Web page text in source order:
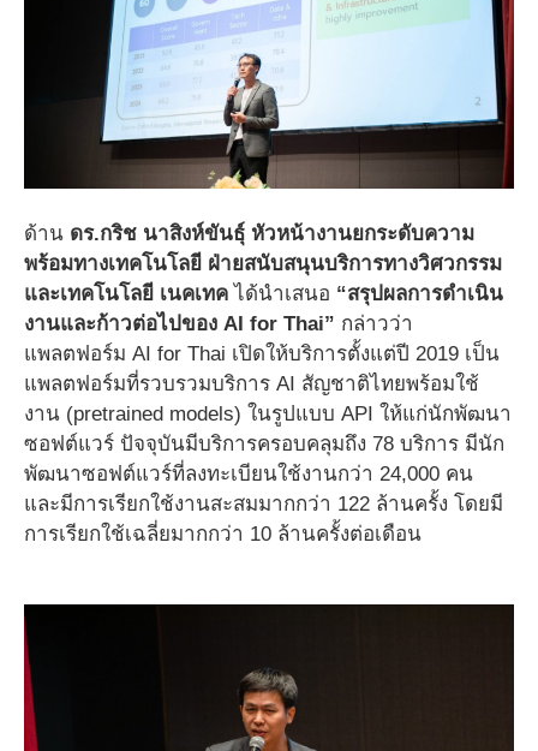
ด้าน ดร.กริช นาสิงห์ขันธุ์ หัวหน้างานยกระดับความ
พร้อมทางเทคโนโลยี ฝ่ายสนับสนุนบริการทางวิศวกรรม
และเทคโนโลยี เนคเทค ได้นำเสนอ “สรุปผลการดำเนิน
งานและก้าวต่อไปของ AI for Thai” กล่าวว่า
แพลตฟอร์ม AI for Thai เปิดให้บริการตั้งแต่ปี 2019 เป็น
แพลตฟอร์มที่รวบรวมบริการ AI สัญชาติไทยพร้อมใช้
งาน (pretrained models) ในรูปแบบ API ให้แก่นักพัฒนา
ซอฟต์แวร์ ปัจจุบันมีบริการครอบคลุมถึง 78 บริการ มีนัก
พัฒนาซอฟต์แวร์ที่ลงทะเบียนใช้งานกว่า 24,000 คน
และมีการเรียกใช้งานสะสมมากกว่า 122 ล้านครั้ง โดยมี
การเรียกใช้เฉลี่ยมากกว่า 10 ล้านครั้งต่อเดือน